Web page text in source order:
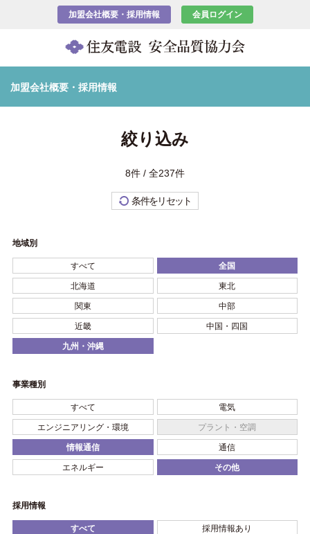
加盟会社概要・採用情報 会員ログイン
加盟会社概要・採用情報
絞り込み
8件 / 全237件
条件をリセット
地域別
すべて 全国
北海道 東北
関東 中部
近畿 中国・四国
九州・沖縄
事業種別
すべて 電気
エンジニアリング・環境 プラント・空調
情報通信 通信
エネルギー その他
採用情報
すべて 採用情報あり